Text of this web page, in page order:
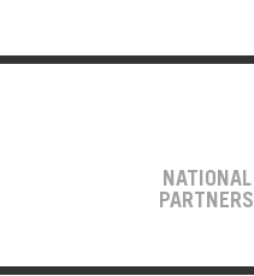
NATIONAL
PARTNERS